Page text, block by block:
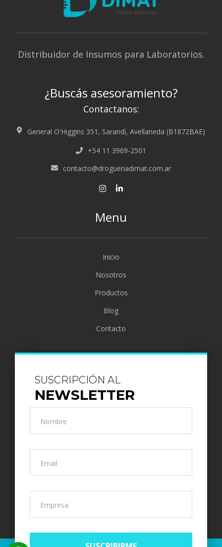
Distribuidor de Insumos para Laboratorios.
¿Buscás asesoramiento?
Contactanos:
General O'Higgins 351, Sarandí, Avellaneda (B1872BAE)
+54 11 3969-2501
contacto@drogueriadimat.com.ar
Menu
Inicio
Nosotros
Productos
Blog
Contacto
SUSCRIPCIÓN AL
NEWSLETTER
Nombre
Email
Empresa